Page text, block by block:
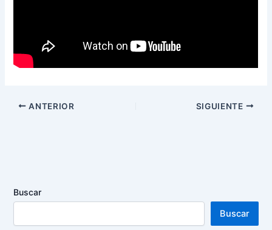
ANTERIOR SIGUIENTE
Buscar
Buscar